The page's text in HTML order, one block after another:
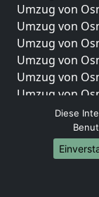
Umzug von
Umzug von
Umzug von
Umzug von
Umzug von
Umzug von
Umzug von
Umzug von
Umzug von
Umzug von
Umzug von
Diese